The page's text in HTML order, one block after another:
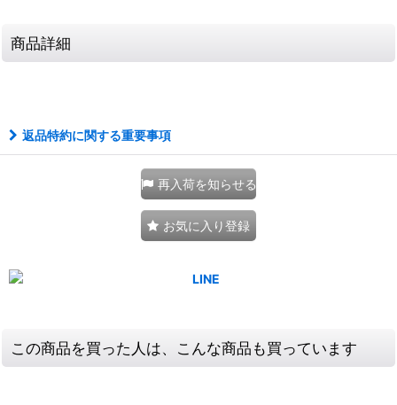
商品詳細
返品特約に関する重要事項
再入荷を知らせる
お気に入り登録
この商品を買った人は、こんな商品も買っています